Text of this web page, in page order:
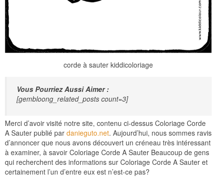
corde à sauter kiddicoloriage
Vous Pourriez Aussi Aimer :
[gembloong_related_posts count=3]
Merci d’avoir visité notre site, contenu ci-dessus Coloriage Corde
A Sauter publié par danieguto.net. Aujourd’hui, nous sommes ravis
d’annoncer que nous avons découvert un créneau très intéressant
à examiner, à savoir Coloriage Corde A Sauter Beaucoup de gens
qui recherchent des informations sur Coloriage Corde A Sauter et
certainement l’un d’entre eux est n’est-ce pas?